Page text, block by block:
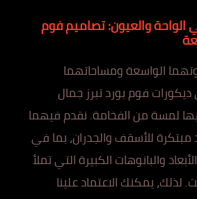
والعيون: تصاميم فوم
الواسعة ومساحاتهما
ديكورات فوم بورد تبرز جمال
لمسة من الفخامة. نقدم فيهما
للأسقف والجدران، بما في
والبانوهات الكبيرة التي تملأ
لذلك، يمكنك الاعتماد علينا